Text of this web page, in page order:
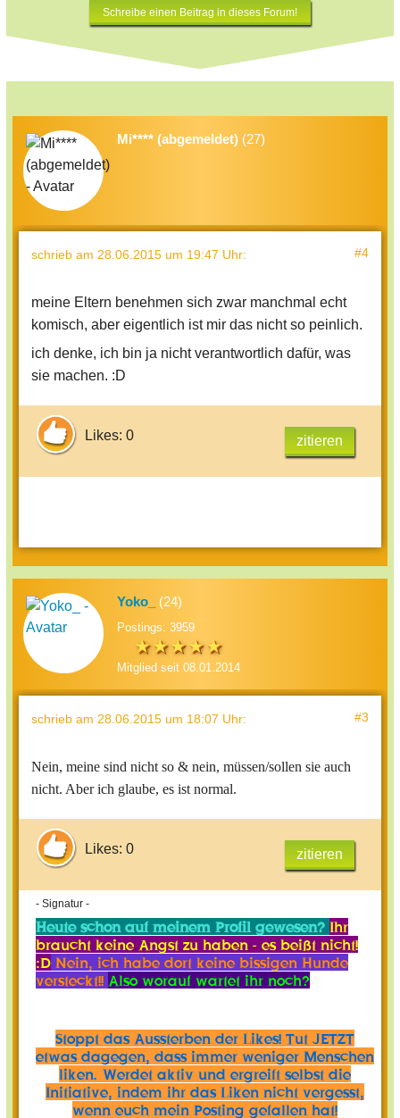
Schreibe einen Beitrag in dieses Forum!
Mi**** (abgemeldet) (27)
schrieb am 28.06.2015 um 19:47 Uhr: #4
meine Eltern benehmen sich zwar manchmal echt
komisch, aber eigentlich ist mir das nicht so peinlich.
ich denke, ich bin ja nicht verantwortlich dafür, was
sie machen. :D
Likes: 0 zitieren
Yoko_ (24)
Postings: 3959
Mitglied seit 08.01.2014
schrieb am 28.06.2015 um 18:07 Uhr: #3
Nein, meine sind nicht so & nein, müssen/sollen sie auch
nicht. Aber ich glaube, es ist normal.
Likes: 0 zitieren
- Signatur -
Heute schon auf meinem Profil gewesen? Ihr
braucht keine Angst zu haben - es beißt nicht!
:D Nein, ich habe dort keine bissigen Hunde
versteckt!! Also worauf wartet ihr noch?
Stoppt das Aussterben der Likes! Tut JETZT
etwas dagegen, dass immer weniger Menschen
liken. Werdet aktiv und ergreift selbst die
Initiative, indem ihr das Liken nicht vergesst,
wenn euch mein Posting gefallen hat!